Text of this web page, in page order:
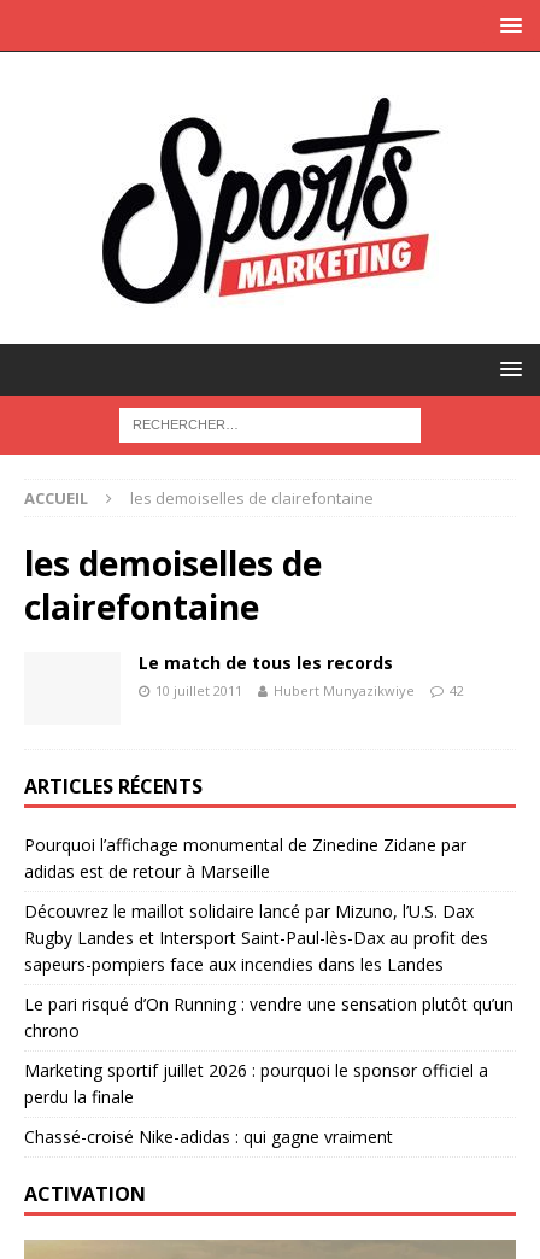
ACCUEIL les demoiselles de clairefontaine
les demoiselles de
clairefontaine
Le match de tous les records
10 juillet 2011 Hubert Munyazikwiye 42
ARTICLES RÉCENTS
Pourquoi l’affichage monumental de Zinedine Zidane par
adidas est de retour à Marseille
Découvrez le maillot solidaire lancé par Mizuno, l’U.S. Dax
Rugby Landes et Intersport Saint-Paul-lès-Dax au profit des
sapeurs-pompiers face aux incendies dans les Landes
Le pari risqué d’On Running : vendre une sensation plutôt qu’un
chrono
Marketing sportif juillet 2026 : pourquoi le sponsor officiel a
perdu la finale
Chassé-croisé Nike-adidas : qui gagne vraiment
ACTIVATION